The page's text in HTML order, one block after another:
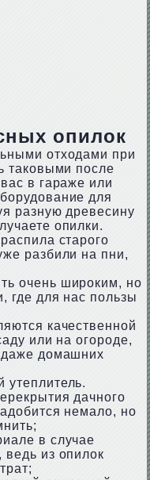
опилок
отходами при
таковыми после
в гараже или
для
разную древесину
опилки.
старого
разбили на пни,
очень широким, но
где для нас пользы
качественной
или на огороде,
даже домашних
дачного
немало, но
в случае
из опилок